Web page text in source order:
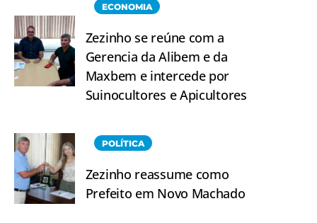
ECONOMIA
Zezinho se reúne com a
Gerencia da Alibem e da
Maxbem e intercede por
Suinocultores e Apicultores
POLÍTICA
Zezinho reassume como
Prefeito em Novo Machado